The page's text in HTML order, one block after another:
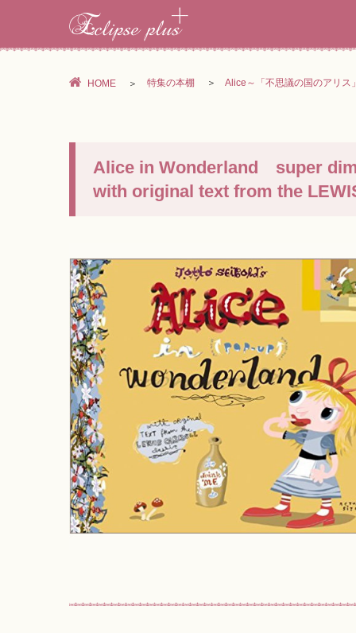
HOME 特集の本棚 Alice～「不思議の国のアリス
Alice in Wonderland super
with original text from the